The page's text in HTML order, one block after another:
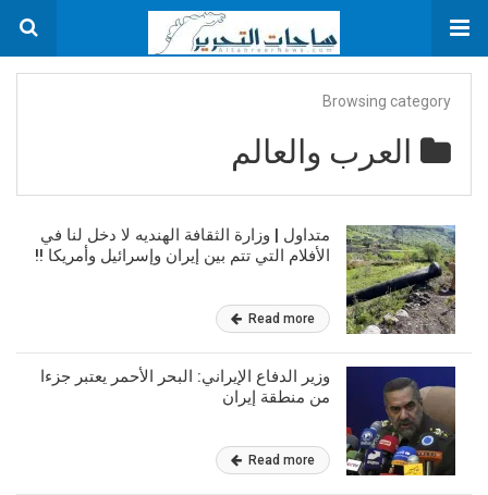
Browsing category
العرب والعالم
متداول | وزارة الثقافة الهنديه لا دخل لنا في
الأفلام التي تتم بين إيران وإسرائيل وأمريكا !!
Read more
وزير الدفاع الإيراني: البحر الأحمر يعتبر جزءا
من منطقة إيران
Read more